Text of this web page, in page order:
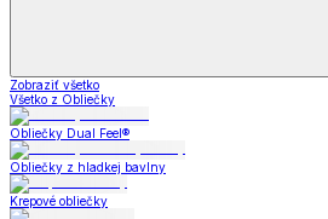
Zobraziť všetko
Všetko z Obliečky
Obliečky Dual Feel®
Obliečky z hladkej bavlny
Krepové obliečky